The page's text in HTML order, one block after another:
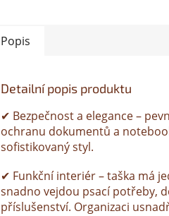
Popis
Detailní popis produktu
✔ Bezpečnost a elegance –
ochranu dokumentů a
sofistikovaný styl.
✔ Funkční interiér – taška má
snadno vejdou psací potřeby,
příslušenství. Organizaci